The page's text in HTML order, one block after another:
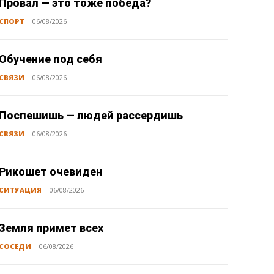
— это тоже победа?
06/08/2026
под себя
06/08/2026
— людей рассердишь
06/08/2026
очевиден
06/08/2026
примет всех
06/08/2026